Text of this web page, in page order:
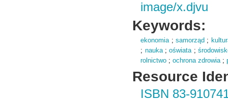
image/x.djvu
Keywords:
ekonomia;samorząd ;
; nauka;oświata;
rolnictwo ;ochrona zdrowia;
Resource
ISBN 83-